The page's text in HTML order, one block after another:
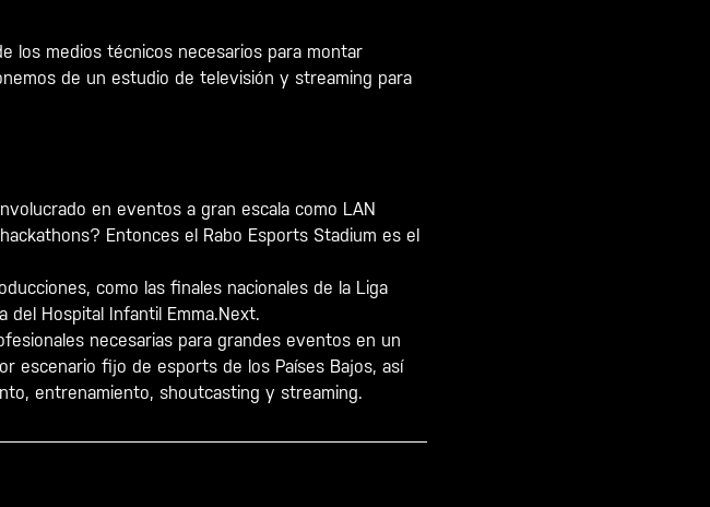
los medios técnicos necesarios para montar
de un estudio de televisión y streaming para
en eventos a gran escala como LAN
Entonces el Rabo Esports Stadium es el
como las finales nacionales de la Liga
del Hospital Infantil Emma.Next.
necesarias para grandes eventos en un
escenario fijo de esports de los Países Bajos, así
entrenamiento, shoutcasting y streaming.